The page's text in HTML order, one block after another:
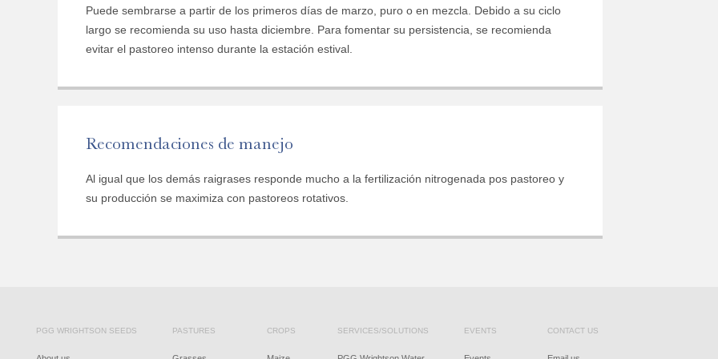
Puede sembrarse a partir de los primeros días de marzo, puro o en mezcla. Debido a su ciclo
largo se recomienda su uso hasta diciembre. Para fomentar su persistencia, se recomienda
evitar el pastoreo intenso durante la estación estival.
Recomendaciones de manejo
Al igual que los demás raigrases responde mucho a la fertilización nitrogenada pos pastoreo y
su producción se maximiza con pastoreos rotativos.
PGG WRIGHTSON SEEDS PASTURES CROPS SERVICES/SOLUTIONS EVENTS CONTACT US